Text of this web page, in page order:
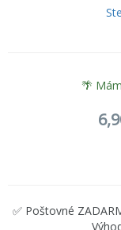
🌴
✅ Poštovné